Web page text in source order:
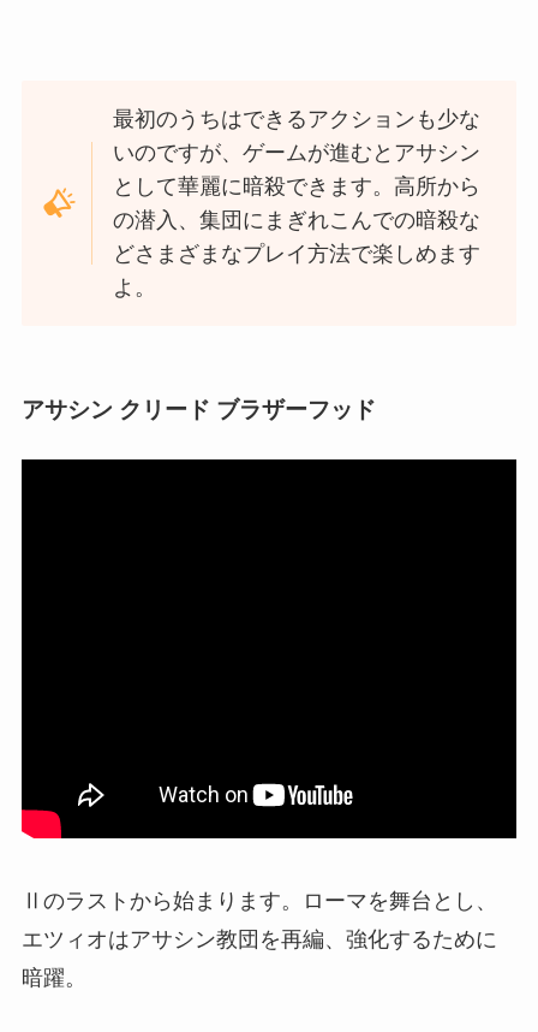
最初のうちはできるアクションも少な
いのですが、ゲームが進むとアサシン
として華麗に暗殺できます。高所から
の潜入、集団にまぎれこんでの暗殺な
どさまざまなプレイ方法で楽しめます
よ。
アサシン クリード ブラザーフッド
Ⅱのラストから始まります。ローマを舞台とし、
エツィオはアサシン教団を再編、強化するために
暗躍。